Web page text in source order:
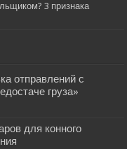
3 признака
отправлений с
груза»
для конного